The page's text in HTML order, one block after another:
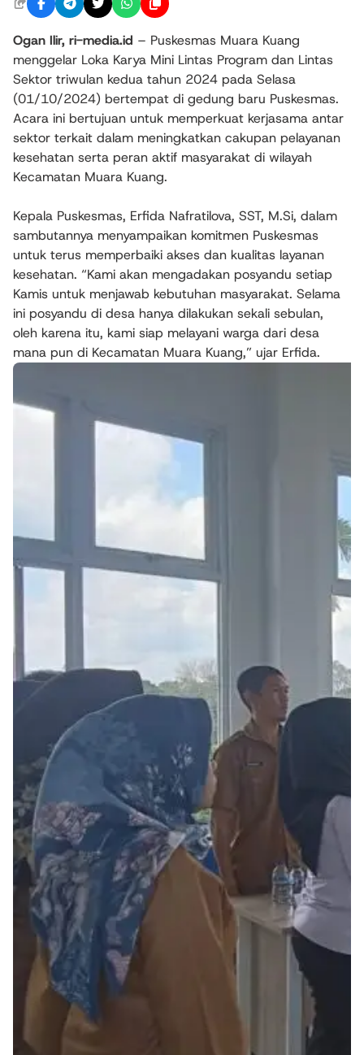
Ogan Ilir, ri-media.id – Puskesmas Muara Kuang
menggelar Loka Karya Mini Lintas Program dan Lintas
Sektor triwulan kedua tahun 2024 pada Selasa
(01/10/2024) bertempat di gedung baru Puskesmas.
Acara ini bertujuan untuk memperkuat kerjasama antar
sektor terkait dalam meningkatkan cakupan pelayanan
kesehatan serta peran aktif masyarakat di wilayah
Kecamatan Muara Kuang.
Kepala Puskesmas, Erfida Nafratilova, SST, M.Si, dalam
sambutannya menyampaikan komitmen Puskesmas
untuk terus memperbaiki akses dan kualitas layanan
kesehatan. “Kami akan mengadakan posyandu setiap
Kamis untuk menjawab kebutuhan masyarakat. Selama
ini posyandu di desa hanya dilakukan sekali sebulan,
oleh karena itu, kami siap melayani warga dari desa
mana pun di Kecamatan Muara Kuang,” ujar Erfida.